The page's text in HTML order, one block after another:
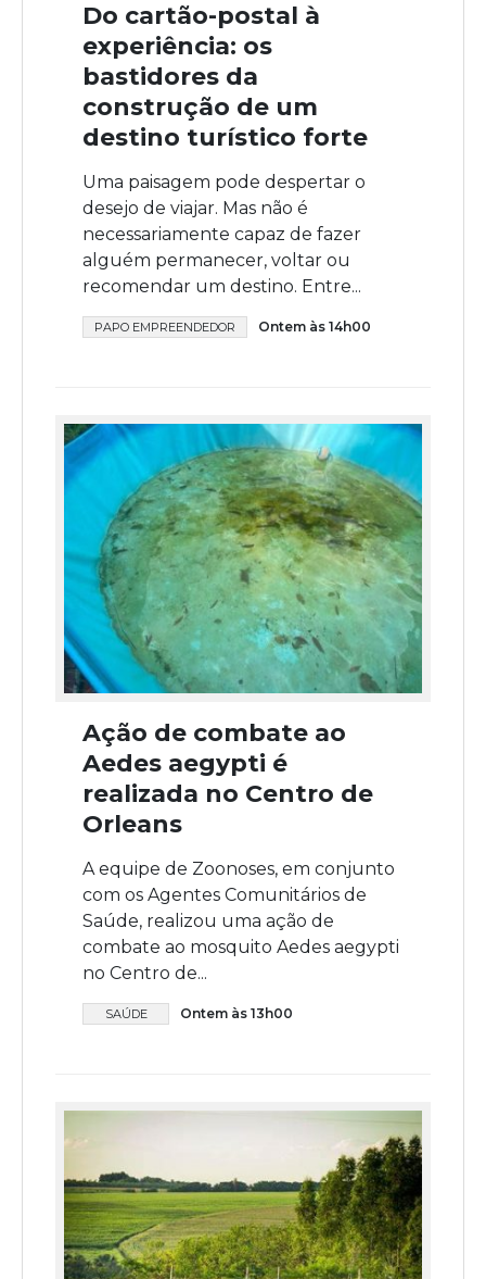
Do cartão-postal à
experiência: os
bastidores da
construção de um
destino turístico forte
Uma paisagem pode despertar o
desejo de viajar. Mas não é
necessariamente capaz de fazer
alguém permanecer, voltar ou
recomendar um destino. Entre...
PAPO EMPREENDEDOR Ontem às 14h00
Ação de combate ao
Aedes aegypti é
realizada no Centro de
Orleans
A equipe de Zoonoses, em conjunto
com os Agentes Comunitários de
Saúde, realizou uma ação de
combate ao mosquito Aedes aegypti
no Centro de...
SAÚDE Ontem às 13h00